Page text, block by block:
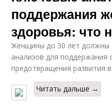
поддержания
здоровья: что
Женщины до 30 лет должны
анализов для поддержания
предотвращения развития
Читать дальше →